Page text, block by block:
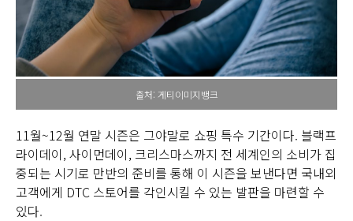
출처: 게티이미지뱅크
11월~12월 연말 시즌은 그야말로 쇼핑 특수 기간이다. 블랙프
라이데이, 사이먼데이, 크리스마스까지 전 세계인의 소비가 집
중되는 시기로 만반의 준비를 통해 이 시즌을 보낸다면 국내외
고객에게 DTC 스토어를 각인시킬 수 있는 발판을 마련할 수
있다.